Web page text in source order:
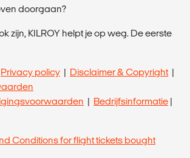
doorgaan?
zijn, KILROY helpt je op weg. De eerste
Privacy policy | Disclaimer & Copyright|
| Bedrijfsinformatie |
Conditions for flight tickets bought